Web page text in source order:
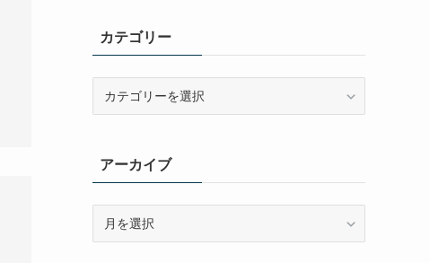
カテゴリー
ーアーカイブ